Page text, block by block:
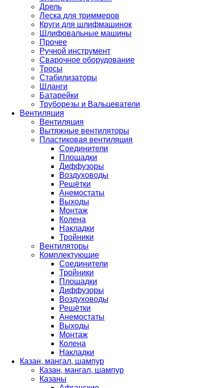
Дрель
Леска для триммеров
Круги для шлифмашинок
Шлифовальные машины
Прочее
Ручной инструмент
Сварочное оборудование
Тросы
Стабилизаторы
Шланги
Батарейки
Труборезы и Вальцеватели
Вентиляция
Вентиляция
Вытяжные вентиляторы
Пластиковая вентиляция
Соединители
Площадки
Диффузоры
Воздуховоды
Решётки
Анемостаты
Выходы
Монтаж
Колена
Накладки
Тройники
Вентиляторы
Комплектующие
Соединители
Тройники
Площадки
Диффузоры
Воздуховоды
Решётки
Анемостаты
Выходы
Монтаж
Колена
Накладки
Казан, мангал, шампур
Казан, мангал, шампур
Казаны